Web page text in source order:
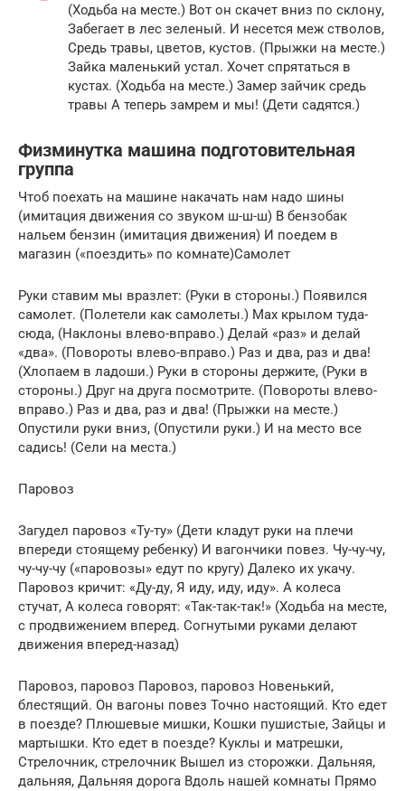
(Ходьба на месте.) Вот он скачет вниз по склону,
Забегает в лес зеленый. И несется меж стволов,
Средь травы, цветов, кустов. (Прыжки на месте.)
Зайка маленький устал. Хочет спрятаться в
кустах. (Ходьба на месте.) Замер зайчик средь
травы А теперь замрем и мы! (Дети садятся.)
Физминутка машина подготовительная
группа
Чтоб поехать на машине накачать нам надо шины
(имитация движения со звуком ш-ш-ш) В бензобак
нальем бензин (имитация движения) И поедем в
магазин («поездить» по комнате)Самолет
Руки ставим мы вразлет: (Руки в стороны.) Появился
самолет. (Полетели как самолеты.) Мах крылом туда-
сюда, (Наклоны влево-вправо.) Делай «раз» и делай
«два». (Повороты влево-вправо.) Раз и два, раз и два!
(Хлопаем в ладоши.) Руки в стороны держите, (Руки в
стороны.) Друг на друга посмотрите. (Повороты влево-
вправо.) Раз и два, раз и два! (Прыжки на месте.)
Опустили руки вниз, (Опустили руки.) И на место все
садись! (Сели на места.)
Паровоз
Загудел паровоз «Ту-ту» (Дети кладут руки на плечи
впереди стоящему ребенку) И вагончики повез. Чу-чу-чу,
чу-чу-чу («паровозы» едут по кругу) Далеко их укачу.
Паровоз кричит: «Ду-ду, Я иду, иду, иду». А колеса
стучат, А колеса говорят: «Так-так-так!» (Ходьба на месте,
с продвижением вперед. Согнутыми руками делают
движения вперед-назад)
Паровоз, паровоз Паровоз, паровоз Новенький,
блестящий. Он вагоны повез Точно настоящий. Кто едет
в поезде? Плюшевые мишки, Кошки пушистые, Зайцы и
мартышки. Кто едет в поезде? Куклы и матрешки,
Стрелочник, стрелочник Вышел из сторожки. Дальняя,
дальняя, Дальняя дорога Вдоль нашей комнаты Прямо